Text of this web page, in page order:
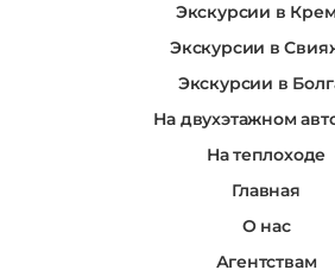
Экскурсии в
Экскурсии в
Экскурсии в
На двухэтажном
На теплоходе
Главная
О нас
Агентствам